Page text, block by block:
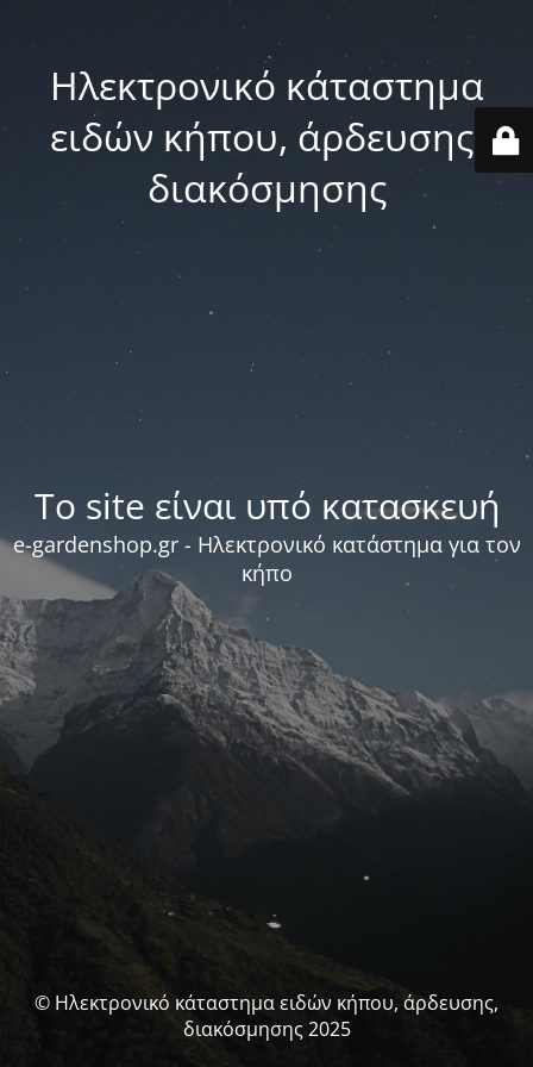
Ηλεκτρονικό κάταστημα
ειδών κήπου, άρδευσης,
διακόσμησης
Το site είναι υπό κατασκευή
e-gardenshop.gr - Ηλεκτρονικό κατάστημα για τον
κήπο
© Ηλεκτρονικό κάταστημα ειδών κήπου, άρδευσης,
διακόσμησης 2025